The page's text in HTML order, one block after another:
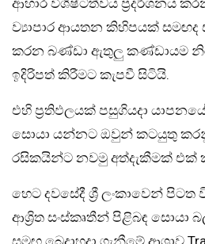
ව්‍යාපාර ආයතන කිහිපයක්
කරන බණ්ඩා ඇතුලු කණ්ඩායම
ඉදිරිපත් කිරීමට කැපවී සිටියි.
එහි ප්‍රතිඵලයක් පසුගියදා
සොයා යන්නට ඔවුන් කටයුතු
රසිකයින්ට නවමු අත්දැකීමක් එක්
හෙට දවසේදී ශ්‍රී ලංකාවෙන් පිටත
ආශ්‍රිත සංස්කෘතීන් පිළිබඳ සොයා
සමඟ බෙදාහදා ගැනීමේ ආශාව